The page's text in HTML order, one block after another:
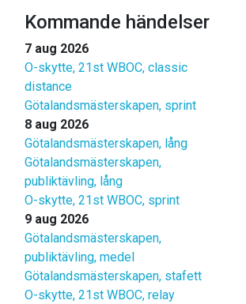
Kommande händelser
7 aug 2026
O-skytte, 21st WBOC, classic
distance
Götalandsmästerskapen, sprint
8 aug 2026
Götalandsmästerskapen, lång
Götalandsmästerskapen,
publiktävling, lång
O-skytte, 21st WBOC, sprint
9 aug 2026
Götalandsmästerskapen,
publiktävling, medel
Götalandsmästerskapen, stafett
O-skytte, 21st WBOC, relay